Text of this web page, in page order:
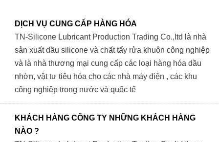
DỊCH VỤ CUNG CẤP HÀNG HÓA
TN-Silicone Lubricant Production Trading Co.,ltd là nhà
sản xuất dầu silicone và chất tẩy rửa khuôn công nghiệp
và là nhà thương mại cung cấp các loại hàng hóa dầu
nhờn, vật tư tiêu hóa cho các nhà máy điện , các khu
công nghiệp trong nước và quốc tế
KHÁCH HÀNG CÔNG TY NHỮNG KHÁCH HÀNG
NÀO ?